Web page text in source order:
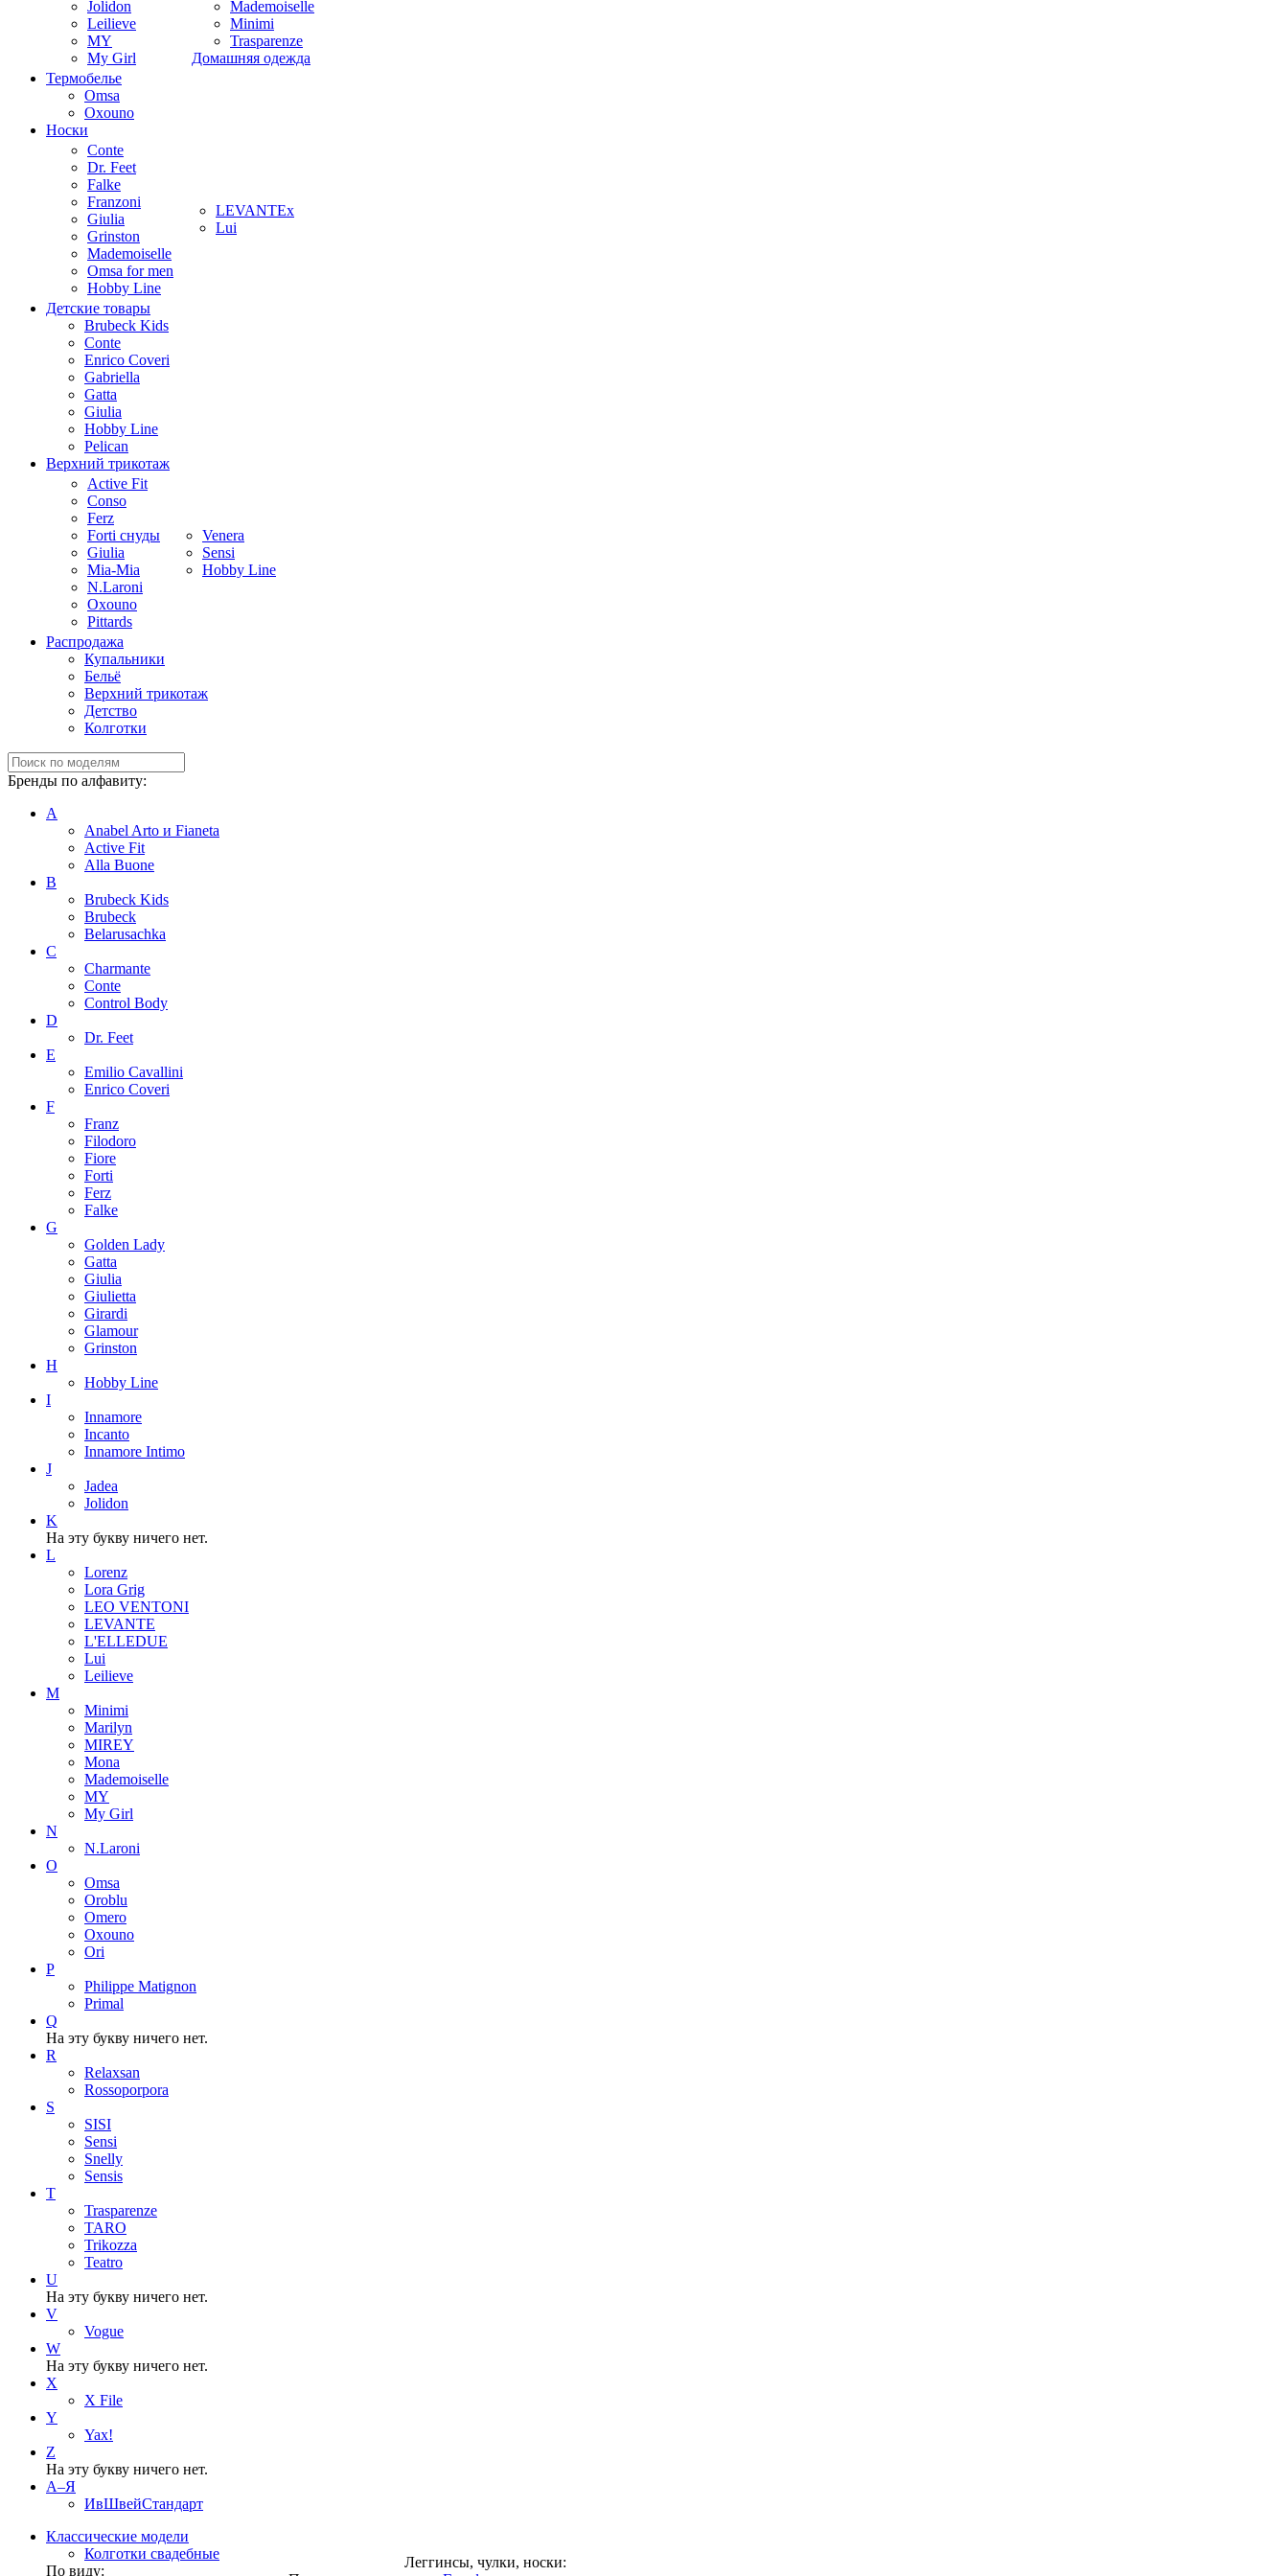
Jolidon
Leilieve
MY
My Girl
Mademoiselle
Minimi
Trasparenze
Домашняя одежда
Термобелье
Omsa
Oxouno
Носки
Conte
Dr. Feet
Falke
Franzoni
Giulia
Grinston
Mademoiselle
Omsa for men
Hobby Line
LEVANTEx
Lui
Детские товары
Brubeck Kids
Conte
Enrico Coveri
Gabriella
Gatta
Giulia
Hobby Line
Pelican
Верхний трикотаж
Active Fit
Conso
Ferz
Forti снуды
Giulia
Mia-Mia
N.Laroni
Oxouno
Pittards
Venera
Sensi
Hobby Line
Распродажа
Купальники
Бельё
Верхний трикотаж
Детство
Колготки
Бренды по алфавиту:
A
Anabel Arto и Fianeta
Active Fit
Alla Buone
B
Brubeck Kids
Brubeck
Belarusachka
C
Charmante
Conte
Control Body
D
Dr. Feet
E
Emilio Cavallini
Enrico Coveri
F
Franz
Filodoro
Fiore
Forti
Ferz
Falke
G
Golden Lady
Gatta
Giulia
Giulietta
Girardi
Glamour
Grinston
H
Hobby Line
I
Innamore
Incanto
Innamore Intimo
J
Jadea
Jolidon
K
На эту букву ничего нет.
L
Lorenz
Lora Grig
LEO VENTONI
LEVANTE
L'ELLEDUE
Lui
Leilieve
M
Minimi
Marilyn
MIREY
Mona
Mademoiselle
MY
My Girl
N
N.Laroni
O
Omsa
Oroblu
Omero
Oxouno
Ori
P
Philippe Matignon
Primal
Q
На эту букву ничего нет.
R
Relaxsan
Rossoporpora
S
SISI
Sensi
Snelly
Sensis
T
Trasparenze
TARO
Trikozza
Teatro
U
На эту букву ничего нет.
V
Vogue
W
На эту букву ничего нет.
X
X File
Y
Yax!
Z
На эту букву ничего нет.
А–Я
ИвШвейСтандарт
Классические модели
Колготки свадебные
По виду:
Леггинсы, чулки, носки: